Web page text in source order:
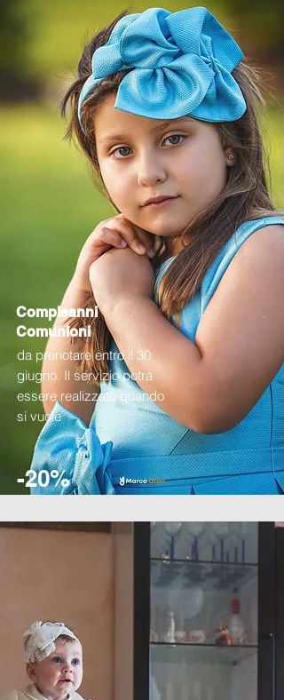
Compleanni
Comunioni
da prenotare entro il 30
giugno. Il servizio potrà
essere realizzato quando
si vuole
-20%